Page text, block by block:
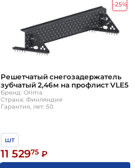
-25%
Решетчатый снегозадержатель
зубчатый 2,46м на профлист VLE5
Бренд: Orima
Страна: Финляндия
Гарантия, лет: 50
шт
11 52975 ₽